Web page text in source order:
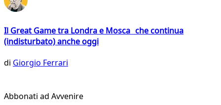
Il Great Game tra Londra e Mosca che continua
(indisturbato) anche oggi
di Giorgio Ferrari
Abbonati ad Avvenire